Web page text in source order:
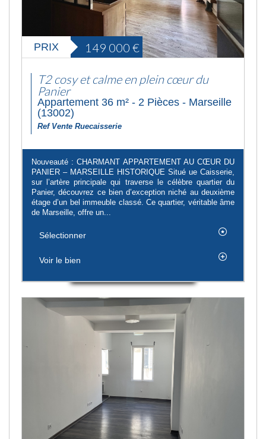
PRIX 149 000 €
T2 cosy et calme en plein cœur du
Panier
Appartement 36 m² - 2 Pièces - Marseille
(13002)
Ref Vente Ruecaisserie
Nouveauté : CHARMANT APPARTEMENT AU CŒUR DU
PANIER – MARSEILLE HISTORIQUE Situé ue Caisserie,
sur l’artère principale qui traverse le célèbre quartier du
Panier, découvrez ce bien d’exception niché au deuxième
étage d’un bel immeuble classé. Ce quartier, véritable âme
de Marseille, offre un...
Sélectionner
Voir le bien